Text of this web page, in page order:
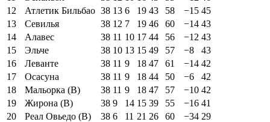
12
Атлетик Бильбао 38 13 6 19 43 58 −15 45
13
Севилья 38 12 7 19 46 60 −14 43
14
Алавес 38 11 10 17 44 56 −12 43
15
Эльче 38 10 13 15 49 57 −8
43
16
Леванте 38 11 9 18 47 61 −14 42
17
Осасуна 38 11 9 18 44 50 −6
42
18
Мальорка (В) 38 11 9 18 47 57 −10 42
19
Жирона (В) 38 9 14 15 39 55 −16 41
20
Реал Овьедо (В) 38 6 11 21 26 60 −34 29